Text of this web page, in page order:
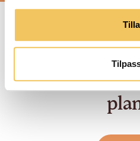
Sunne,
naturlege
som er bra